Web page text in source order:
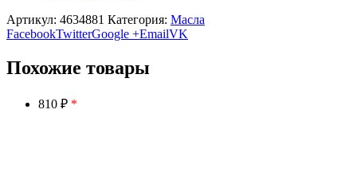
Артикул: 4634881 Категория: Масла
FacebookTwitterGoogle +EmailVK
Похожие товары
810 ₽ *